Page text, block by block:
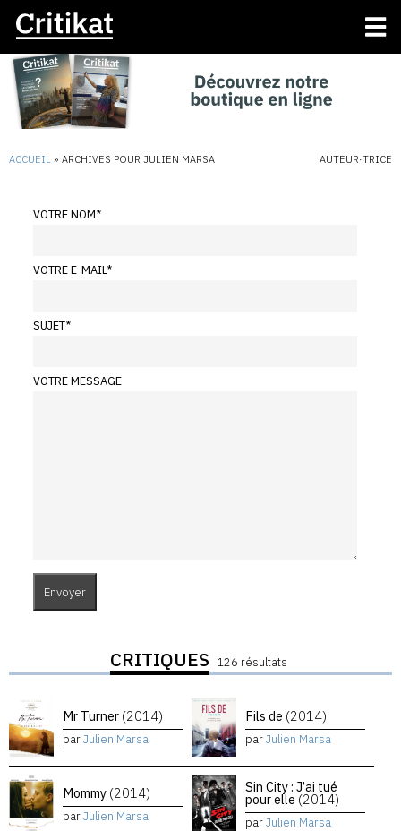
ACCUEIL » ARCHIVES POUR JULIEN MARSA AUTEUR·TRICE
VOTRE NOM*
VOTRE E-MAIL*
SUJET*
VOTRE MESSAGE
CRITIQUES 126 résultats
Mr Turner (2014)
parJulien Marsa
Fils de (2014)
parJulien Marsa
Mommy (2014)
parJulien Marsa
Sin City : J’ai tué
pour elle (2014)
parJulien Marsa